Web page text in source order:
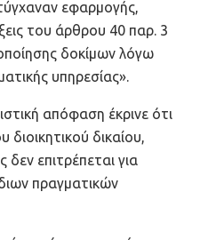
εφαρμογής,
του άρθρου 40 παρ. 3
δοκίμων λόγω
υπηρεσίας».
απόφαση έκρινε ότι
διοικητικού δικαίου,
δεν επιτρέπεται για
πραγματικών